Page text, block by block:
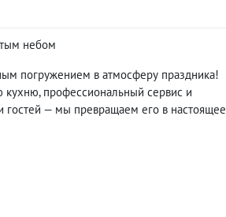
небом
погружением в атмосферу праздника!
кухню, профессиональный сервис и
гостей — мы превращаем его в настоящее